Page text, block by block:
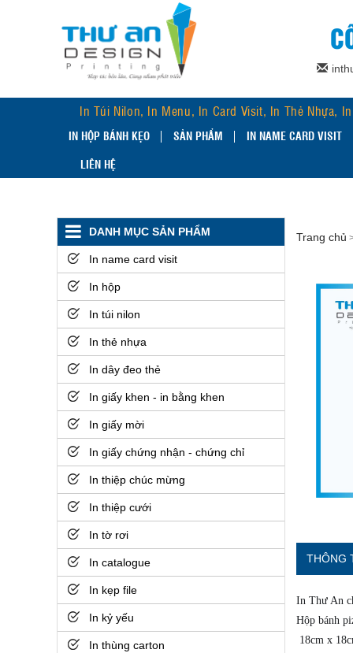
In Túi Nilon, In Menu, In Card Visit, In Thẻ Nhựa,
IN HỘP BÁNH KẸO SẢN PHẨM IN NAME CARD VISIT
LIÊN HỆ
Trang chủ
THÔNG
In Thư An
Hộp bánh
18cm x
DANH MỤC SẢN PHẨM
In name card visit
In hộp
In túi nilon
In thẻ nhựa
In dây đeo thẻ
In giấy khen - in bằng khen
In giấy mời
In giấy chứng nhận - chứng chỉ
In thiệp chúc mừng
In thiệp cưới
In tờ rơi
In catalogue
In kẹp file
In kỷ yếu
In thùng carton